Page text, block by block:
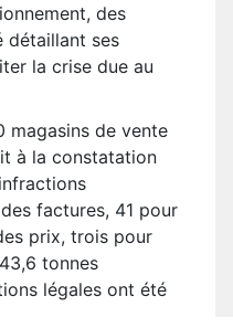
des
détaillant ses
la crise due au
de vente
à la constatation
factures, 41 pour
prix, trois pour
tonnes
légales ont été